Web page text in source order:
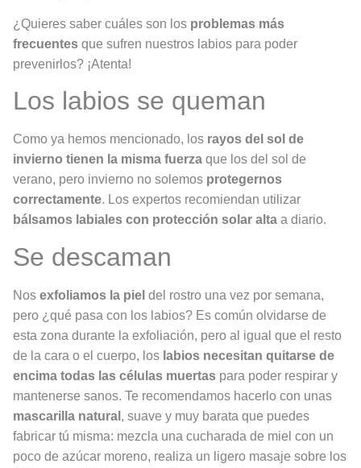
¿Quieres saber cuáles son los problemas más
frecuentes que sufren nuestros labios para poder
prevenirlos? ¡Atenta!
Los labios se queman
Como ya hemos mencionado, los rayos del sol de
invierno tienen la misma fuerza que los del sol de
verano, pero invierno no solemos protegernos
correctamente. Los expertos recomiendan utilizar
bálsamos labiales con protección solar alta a diario.
Se descaman
Nos exfoliamos la piel del rostro una vez por semana,
pero ¿qué pasa con los labios? Es común olvidarse de
esta zona durante la exfoliación, pero al igual que el resto
de la cara o el cuerpo, los labios necesitan quitarse de
encima todas las células muertas para poder respirar y
mantenerse sanos. Te recomendamos hacerlo con unas
mascarilla natural , suave y muy barata que puedes
fabricar tú misma: mezcla una cucharada de miel con un
poco de azúcar moreno, realiza un ligero masaje sobre los